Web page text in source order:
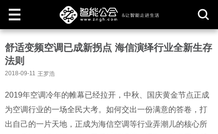
取
舒适变频空调已成新拐点 海信演绎行业全新生存
法则
2018-09-11 王罗浩
2019年空调冷年的帷幕已经拉开，中秋、国庆黄金节点正成
为空调行业的一场全民大考。如何交出一份满意的答卷，打
出自己的一片天地，正成为海信空调等行业弄潮儿的核心所